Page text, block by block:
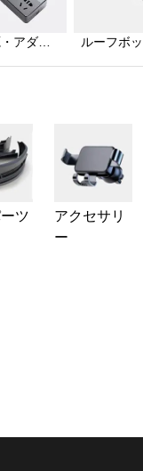
アダプ
ルーフボ
ツ
アクセサリ
ー